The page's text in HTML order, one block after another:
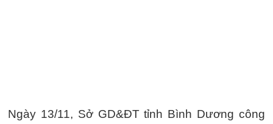
Ngày 13/11, Sở GD&ĐT tỉnh Bình Dương công